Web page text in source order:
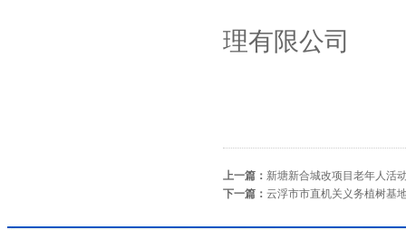
理有限公司
上一篇： 新塘新合城改项目老年人活
下一篇： 云浮市市直机关义务植树基